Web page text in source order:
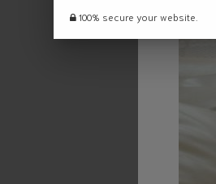
100% secure your website.